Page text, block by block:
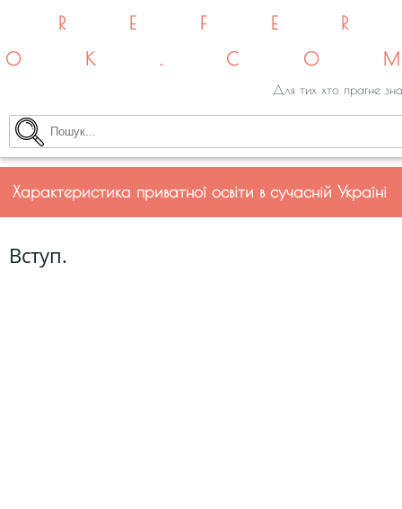
Для тих хто прагне
Характеристика приватної освіти в сучасній Україні
Вступ.